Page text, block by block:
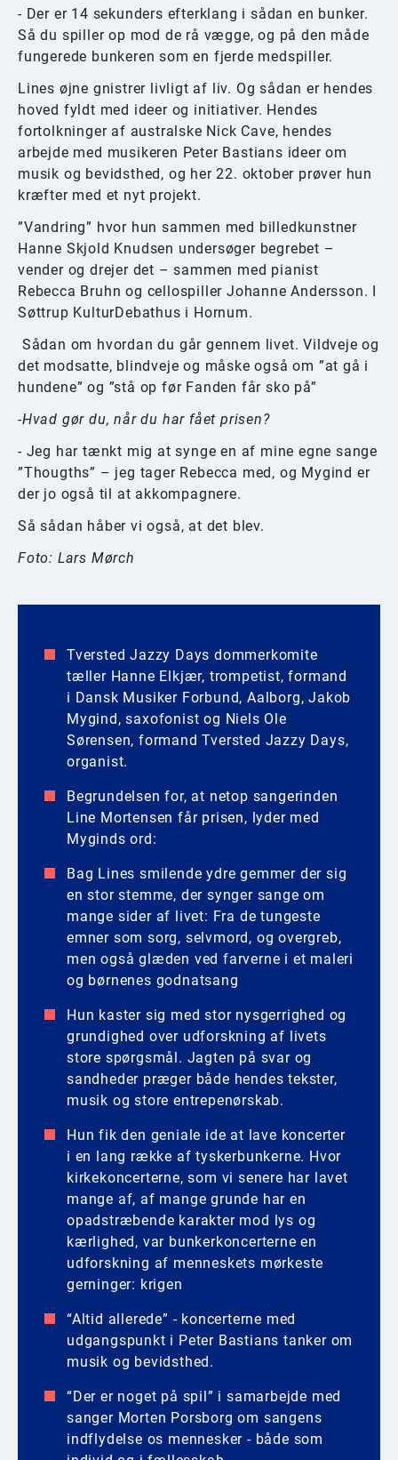
- Der er 14 sekunders efterklang i sådan en bunker.
Så du spiller op mod de rå vægge, og på den måde
fungerede bunkeren som en fjerde medspiller.
Lines øjne gnistrer livligt af liv. Og sådan er hendes
hoved fyldt med ideer og initiativer. Hendes
fortolkninger af australske Nick Cave, hendes
arbejde med musikeren Peter Bastians ideer om
musik og bevidsthed, og her 22. oktober prøver hun
kræfter med et nyt projekt.
”Vandring” hvor hun sammen med billedkunstner
Hanne Skjold Knudsen undersøger begrebet –
vender og drejer det – sammen med pianist
Rebecca Bruhn og cellospiller Johanne Andersson. I
Søttrup KulturDebathus i Hornum.
Sådan om hvordan du går gennem livet. Vildveje og
det modsatte, blindveje og måske også om ”at gå i
hundene” og ”stå op før Fanden får sko på”
-Hvad gør du, når du har fået prisen?
- Jeg har tænkt mig at synge en af mine egne sange
”Thougths” – jeg tager Rebecca med, og Mygind er
der jo også til at akkompagnere.
Så sådan håber vi også, at det blev.
Foto: Lars Mørch
Tversted Jazzy Days dommerkomite
tæller Hanne Elkjær, trompetist, formand
i Dansk Musiker Forbund, Aalborg, Jakob
Mygind, saxofonist og Niels Ole
Sørensen, formand Tversted Jazzy Days,
organist.
Begrundelsen for, at netop sangerinden
Line Mortensen får prisen, lyder med
Myginds ord:
Bag Lines smilende ydre gemmer der sig
en stor stemme, der synger sange om
mange sider af livet: Fra de tungeste
emner som sorg, selvmord, og overgreb,
men også glæden ved farverne i et maleri
og børnenes godnatsang
Hun kaster sig med stor nysgerrighed og
grundighed over udforskning af livets
store spørgsmål. Jagten på svar og
sandheder præger både hendes tekster,
musik og store entrepenørskab.
Hun fik den geniale ide at lave koncerter
i en lang række af tyskerbunkerne. Hvor
kirkekoncerterne, som vi senere har lavet
mange af, af mange grunde har en
opadstræbende karakter mod lys og
kærlighed, var bunkerkoncerterne en
udforskning af menneskets mørkeste
gerninger: krigen
“Altid allerede” - koncerterne med
udgangspunkt i Peter Bastians tanker om
musik og bevidsthed.
“Der er noget på spil” i samarbejde med
sanger Morten Porsborg om sangens
indflydelse os mennesker - både som